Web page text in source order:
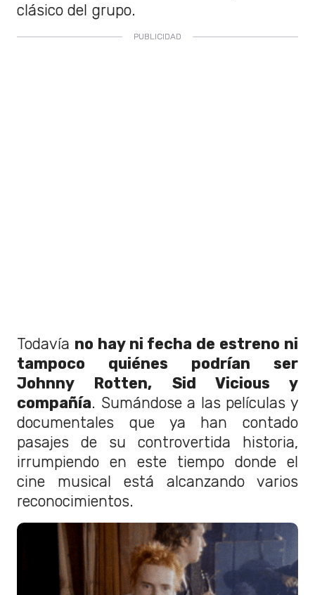
clásico del grupo.
Todavía no hay ni fecha de estreno ni
tampoco quiénes podrían ser
Johnny Rotten, Sid Vicious y
compañía. Sumándose a las películas y
documentales que ya han contado
pasajes de su controvertida historia,
irrumpiendo en este tiempo donde el
cine musical está alcanzando varios
reconocimientos.